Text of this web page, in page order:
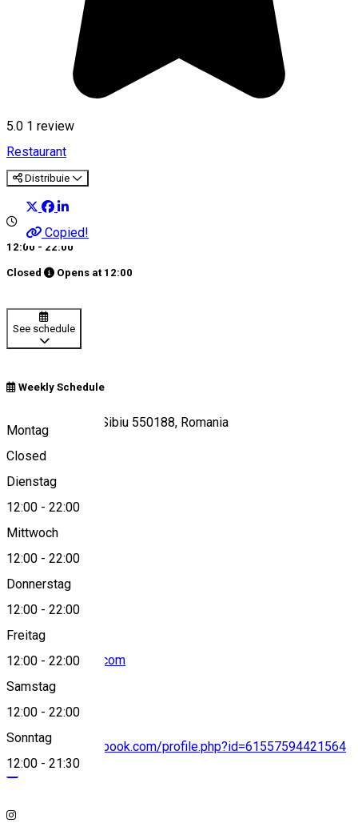
5.0 1 review
Restaurant
Distribuie
Copied!
12:00 - 22:00
Closed Opens at 12:00
See schedule
Weekly Schedule
Montag
Closed
Dienstag
12:00 - 22:00
Mittwoch
12:00 - 22:00
Donnerstag
12:00 - 22:00
Freitag
12:00 - 22:00
Samstag
12:00 - 22:00
Sonntag
12:00 - 21:30
Strada Ocnei 12, Sibiu 550188, Romania
View on map
soulsibiu@gmail.com
https://www.facebook.com/profile.php?id=61557594421564